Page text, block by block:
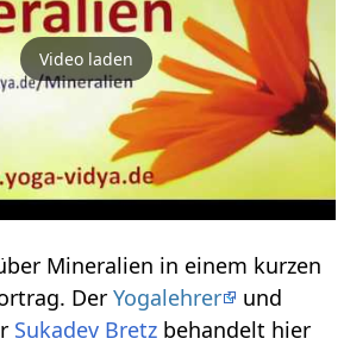
Video laden
in einem kurzen
DerYogalehrer
und
Sukadev Bretz behandelt hier